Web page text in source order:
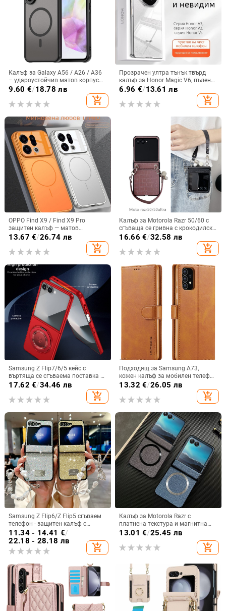
Калъф за Galaxy A56 / A26 / A36
– удароустойчив матов корпус
от PC+TPU с текстура на кожа
9.60 €/18.78 лв
add_shopping_cart
Прозрачен ултра тънък твърд
калъф за Honor Magic V6, пълен
обхват, защита от падане, за
сгъваем дисплей, с огледална
повърхност
6.96 €/13.61 лв
add_shopping_cart
OPPO Find X9 / Find X9 Pro
защитен калъф — матов
пластмасов, минималистичен
стил, против изпускане, магнитно
зареждане, възможност за
13.67 €/26.74 лв
add_shopping_cart
Калъф за Motorola Razr 50/60 с
сгъваща се гривна с крокодилски
релеф
16.66 €/32.58 лв
add_shopping_cart
Samsung Z Flip7/6/5 кейс с
въртяща се сгъваема поставка и
магнитна скоба, 360° въртене,
поликарбонатен корпус
17.62 €/34.46 лв
add_shopping_cart
Подходящ за Samsung A73,
кожен калъф за мобилен телефон
A36/A16, калъф за мобилен
телефон A26/A56, флип калъф,
защитен калъф, невидима скоба.
13.32 €/26.05 лв
add_shopping_cart
Samsung Z Flip6/Z Flip5 сгъваем
телефон - защитен калъф с
блестяща гривна
11.34 - 14.41 €/
22.18 - 28.18 лв
add_shopping_cart
Калъф за Motorola Razr с
платнена текстура и магнитна
панта, флип
13.01 €/25.45 лв
add_shopping_cart